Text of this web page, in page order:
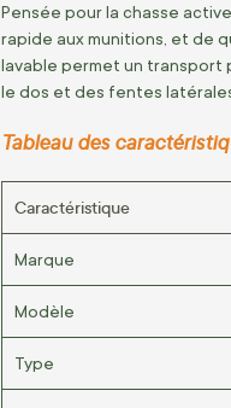
Pensée pour la chasse
rapide aux munitions, et de
lavable permet un transport
le dos et des fentes
Tableau des
Caractéristique
Marque
Modèle
Type